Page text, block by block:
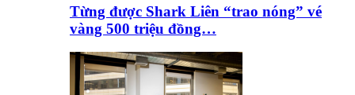
Từng được Shark Liên “trao nóng” vé
vàng 500 triệu đồng…